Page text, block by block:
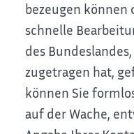
bezeugen können
schnelle
des
zugetragen hat,
können Sie
auf der Wache,